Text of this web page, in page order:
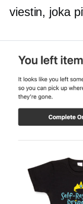
viestin, joka